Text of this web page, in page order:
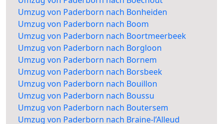
Umzug von Paderborn nach Bonheiden
Umzug von Paderborn nach Boom
Umzug von Paderborn nach Boortmeerbeek
Umzug von Paderborn nach Borgloon
Umzug von Paderborn nach Bornem
Umzug von Paderborn nach Borsbeek
Umzug von Paderborn nach Bouillon
Umzug von Paderborn nach Boussu
Umzug von Paderborn nach Boutersem
Umzug von Paderborn nach Braine-l’Alleud